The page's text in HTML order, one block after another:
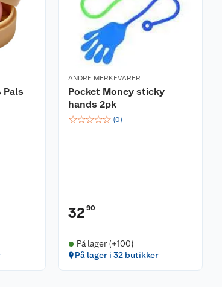
Pals
ANDRE MERKEVARER
Pocket Money sticky
hands 2pk
☆☆☆☆☆ (0)
32 90
På lager (+100)
På lager i 32 butikker